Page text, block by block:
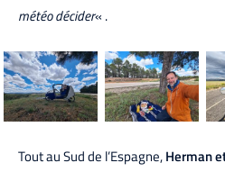
météo décider« .
Tout au Sud de l’Espagne,Herman